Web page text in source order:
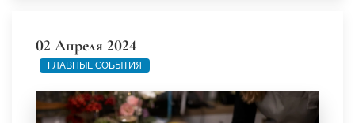
02 Апреля 2024
ГЛАВНЫЕ СОБЫТИЯ